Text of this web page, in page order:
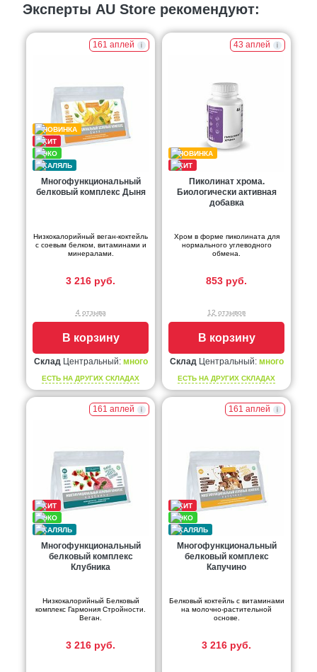
Эксперты AU Store рекомендуют:
161 аплей
Многофункциональный
белковый комплекс Дыня
Низкокалорийный веган-коктейль
с соевым белком, витаминами и
минералами.
3 216 руб.
4 отзыва
В корзину
СкладЦентральный: много
ЕСТЬ НА ДРУГИХ СКЛАДАХ
43 аплей
Пиколинат хрома.
Биологически активная
добавка
Хром в форме пиколината для
нормального углеводного
обмена.
853 руб.
12 отзывов
В корзину
СкладЦентральный: много
ЕСТЬ НА ДРУГИХ СКЛАДАХ
161 аплей
Многофункциональный
белковый комплекс
Клубника
Низкокалорийный Белковый
комплекс Гармония Стройности.
Веган.
3 216 руб.
161 аплей
Многофункциональный
белковый комплекс
Капучино
Белковый коктейль с витаминами
на молочно-растительной
основе.
3 216 руб.